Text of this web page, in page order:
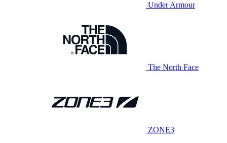
Under Armour
The North Face
ZONE3